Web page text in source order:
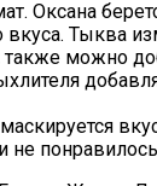
Оксана
Тыква
можно
не